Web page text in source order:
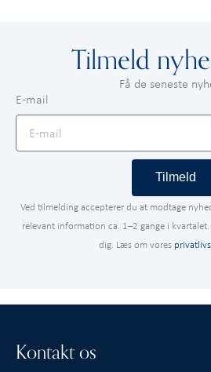
Tilmeld
Få de seneste
E-mail
Tilmeld
Ved tilmelding accepterer du at modtage
relevant information ca. 1–2 gange i
dig. Læs om vores
Kontakt os